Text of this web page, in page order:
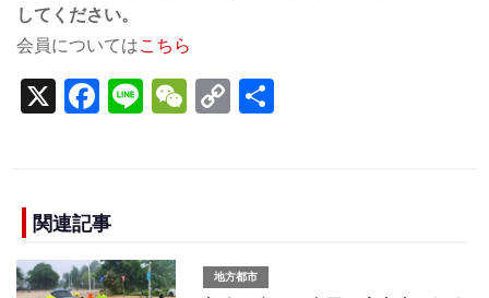
してください。
会員についてはこちら
X F
a
e
b
o
Li
n
W
e
C
o
n
関連記事
地方都市